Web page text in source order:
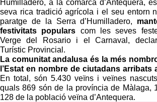
Humilladero, a la comarca d’Antequera,
seva rica tradició agrícola i el seu entorn
paratge de la Serra d’Humilladero,
festivitats populars com les seves
Verge del Rosario i el Carnaval,
Turístic Provincial.
La comunitat andalusa és la més
l’Estat en nombre de ciutadans arribats
En total, són 5.430 veïns i veïnes
quals 869 són de la província de Màlaga,
128 de la població veïna d’Antequera.